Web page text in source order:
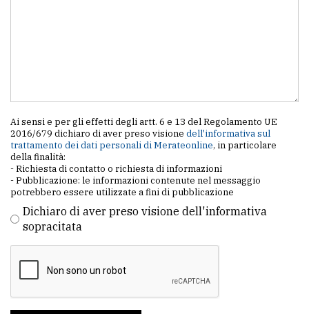
Ai sensi e per gli effetti degli artt. 6 e 13 del Regolamento UE
2016/679 dichiaro di aver preso visione dell'informativa sul
trattamento dei dati personali di Merateonline, in particolare
della finalità:
- Richiesta di contatto o richiesta di informazioni
- Pubblicazione: le informazioni contenute nel messaggio
potrebbero essere utilizzate a fini di pubblicazione
Dichiaro di aver preso visione dell'informativa
sopracitata